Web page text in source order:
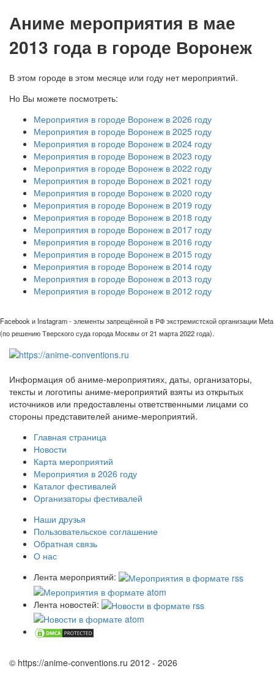
Аниме мероприятия в мае
2013 года в городе Воронеж
В этом городе в этом месяце или году нет мероприятий.
Но Вы можете посмотреть:
Мероприятия в городе Воронеж в 2026 году
Мероприятия в городе Воронеж в 2025 году
Мероприятия в городе Воронеж в 2024 году
Мероприятия в городе Воронеж в 2023 году
Мероприятия в городе Воронеж в 2022 году
Мероприятия в городе Воронеж в 2021 году
Мероприятия в городе Воронеж в 2020 году
Мероприятия в городе Воронеж в 2019 году
Мероприятия в городе Воронеж в 2018 году
Мероприятия в городе Воронеж в 2017 году
Мероприятия в городе Воронеж в 2016 году
Мероприятия в городе Воронеж в 2015 году
Мероприятия в городе Воронеж в 2014 году
Мероприятия в городе Воронеж в 2013 году
Мероприятия в городе Воронеж в 2012 году
Facebook и Instagram - элементы запрещённой в РФ экстремистской организации Meta
(по решению Тверского суда города Москвы от 21 марта 2022 года).
Информация об аниме-мероприятиях, даты, организаторы,
тексты и логотипы аниме-мероприятий взяты из открытых
источников или предоставлены ответственными лицами со
стороны представителей аниме-мероприятий.
Главная страница
Новости
Карта мероприятий
Мероприятия в 2026 году
Каталог фестивалей
Организаторы фестивалей
Наши друзья
Пользовательское соглашение
Обратная связь
О нас
Лента мероприятий:
Лента новостей:
© https://anime-conventions.ru 2012 - 2026